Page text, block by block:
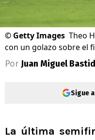
© Getty Images Theo
con un golazo sobre el
Por Juan Miguel
Sigue
La última